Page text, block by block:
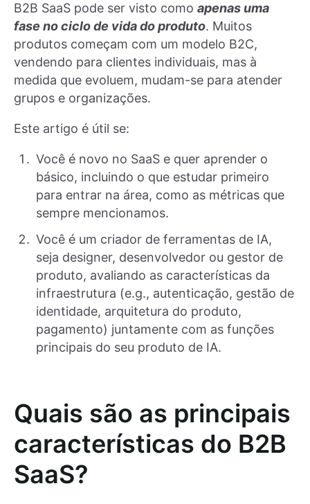
B2B SaaS pode ser visto como apenas uma
fase no ciclo de vida do produto. Muitos
produtos começam com um modelo B2C,
vendendo para clientes individuais, mas à
medida que evoluem, mudam-se para atender
grupos e organizações.
Este artigo é útil se:
Você é novo no SaaS e quer aprender o
básico, incluindo o que estudar primeiro
para entrar na área, como as métricas que
sempre mencionamos.
Você é um criador de ferramentas de IA,
seja designer, desenvolvedor ou gestor de
produto, avaliando as características da
infraestrutura (e.g., autenticação, gestão de
identidade, arquitetura do produto,
pagamento) juntamente com as funções
principais do seu produto de IA.
Quais são as principais
características do B2B
SaaS?